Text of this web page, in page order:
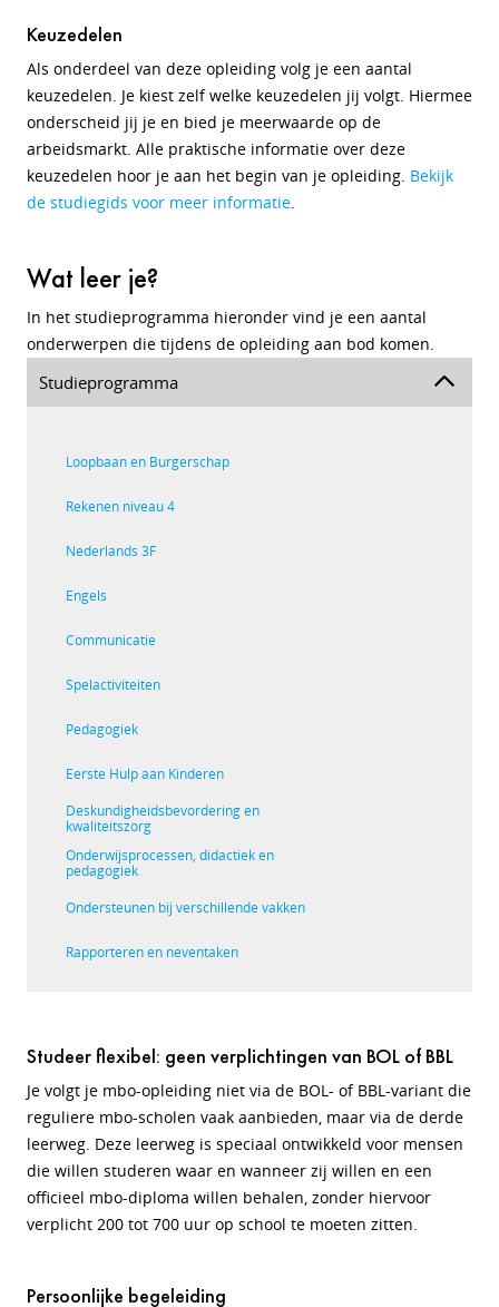
Keuzedelen
Als onderdeel van deze opleiding volg je een aantal
keuzedelen. Je kiest zelf welke keuzedelen jij volgt. Hiermee
onderscheid jij je en bied je meerwaarde op de
arbeidsmarkt. Alle praktische informatie over deze
keuzedelen hoor je aan het begin van je opleiding. Bekijk
de studiegids voor meer informatie.
Wat leer je?
In het studieprogramma hieronder vind je een aantal
onderwerpen die tijdens de opleiding aan bod komen.
Studieprogramma
Loopbaan en Burgerschap
Rekenen niveau 4
Nederlands 3F
Engels
Communicatie
Spelactiviteiten
Pedagogiek
Eerste Hulp aan Kinderen
Deskundigheidsbevordering en
kwaliteitszorg
Onderwijsprocessen, didactiek en
pedagogiek
Ondersteunen bij verschillende vakken
Rapporteren en neventaken
Studeer flexibel: geen verplichtingen van BOL of BBL
Je volgt je mbo-opleiding niet via de BOL- of BBL-variant die
reguliere mbo-scholen vaak aanbieden, maar via de derde
leerweg. Deze leerweg is speciaal ontwikkeld voor mensen
die willen studeren waar en wanneer zij willen en een
officieel mbo-diploma willen behalen, zonder hiervoor
verplicht 200 tot 700 uur op school te moeten zitten.
Persoonlijke begeleiding